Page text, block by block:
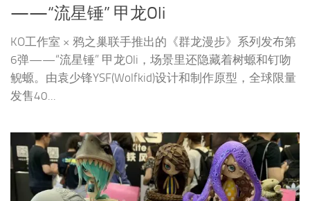
——“流星锤” 甲龙Oli
KO工作室 × 鸦之巢联手推出的《群龙漫步》系列发布第
6弹——“流星锤” 甲龙Oli，场景里还隐藏着树螈和钉吻
鲵螈。由袁少锋YSF(Wolfkid)设计和制作原型，全球限量
发售40...